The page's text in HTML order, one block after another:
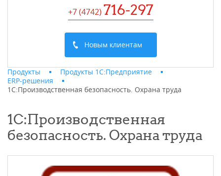
+7 (4742) 716-297
Новым клиентам
Продукты
Продукты 1С:Предприятие
ERP-решения
1С:Производственная безопасность. Охрана труда
1С:Производственная
безопасность. Охрана труда